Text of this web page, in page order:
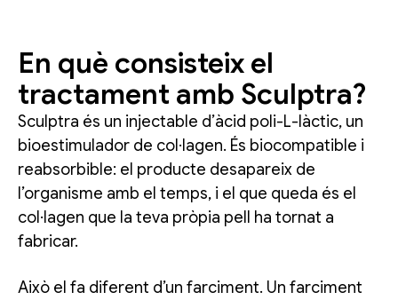
En què consisteix el
tractament amb Sculptra?
Sculptra és un injectable d’àcid poli-L-làctic, un
bioestimulador de col·lagen. És biocompatible i
reabsorbible: el producte desapareix de
l’organisme amb el temps, i el que queda és el
col·lagen que la teva pròpia pell ha tornat a
fabricar.
Això el fa diferent d’un farciment. Un farciment